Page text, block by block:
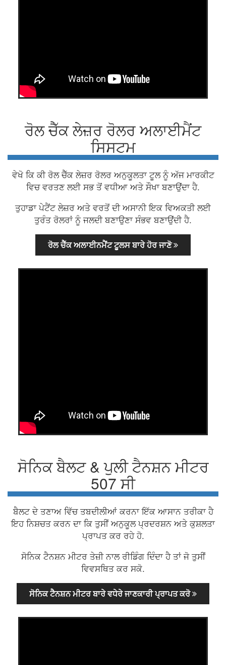
ਰੋਲ ਚੈੱਕ ਲੇਜ਼ਰ ਰੋਲਰ ਅਲਾਈਮੈਂਟ
ਸਿਸਟਮ
ਵੇਖੋ ਕਿ ਕੀ ਰੋਲ ਚੈੱਕ ਲੇਜ਼ਰ ਰੋਲਰ ਅਨੁਕੂਲਤਾ ਟੂਲ ਨੂੰ ਅੱਜ ਮਾਰਕੀਟ
ਵਿਚ ਵਰਤਣ ਲਈ ਸਭ ਤੋਂ ਵਧੀਆ ਅਤੇ ਸੌਖਾ ਬਣਾਉਂਦਾ ਹੈ.
ਤੁਹਾਡਾ ਪੇਟੈਂਟ ਲੇਜ਼ਰ ਅਤੇ ਵਰਤੋਂ ਦੀ ਅਸਾਨੀ ਇਕ ਵਿਅਕਤੀ ਲਈ
ਤੁਰੰਤ ਰੋਲਰਾਂ ਨੂੰ ਜਲਦੀ ਬਣਾਉਣਾ ਸੰਭਵ ਬਣਾਉਂਦੀ ਹੈ.
ਰੋਲ ਚੈੱਕ ਅਲਾਈਨਮੈਂਟ ਟੂਲਸ ਬਾਰੇ ਹੋਰ ਜਾਣੋ
ਸੋਨਿਕ ਬੈਲਟ & ਪੁਲੀ ਟੈਨਸ਼ਨ ਮੀਟਰ
507 ਸੀ
ਬੈਲਟ ਦੇ ਤਣਾਅ ਵਿੱਚ ਤਬਦੀਲੀਆਂ ਕਰਨਾ ਇੱਕ ਆਸਾਨ ਤਰੀਕਾ ਹੈ
ਇਹ ਨਿਸ਼ਚਤ ਕਰਨ ਦਾ ਕਿ ਤੁਸੀਂ ਅਨੁਕੂਲ ਪ੍ਰਦਰਸ਼ਨ ਅਤੇ ਕੁਸ਼ਲਤਾ
ਪ੍ਰਾਪਤ ਕਰ ਰਹੇ ਹੋ.
ਸੋਨਿਕ ਟੈਨਸ਼ਨ ਮੀਟਰ ਤੇਜ਼ੀ ਨਾਲ ਰੀਡਿੰਗ ਦਿੰਦਾ ਹੈ ਤਾਂ ਜੋ ਤੁਸੀਂ
ਵਿਵਸਥਿਤ ਕਰ ਸਕੋ.
ਸੋਨਿਕ ਟੈਨਸ਼ਨ ਮੀਟਰ ਬਾਰੇ ਵਧੇਰੇ ਜਾਣਕਾਰੀ ਪ੍ਰਾਪਤ ਕਰੋ